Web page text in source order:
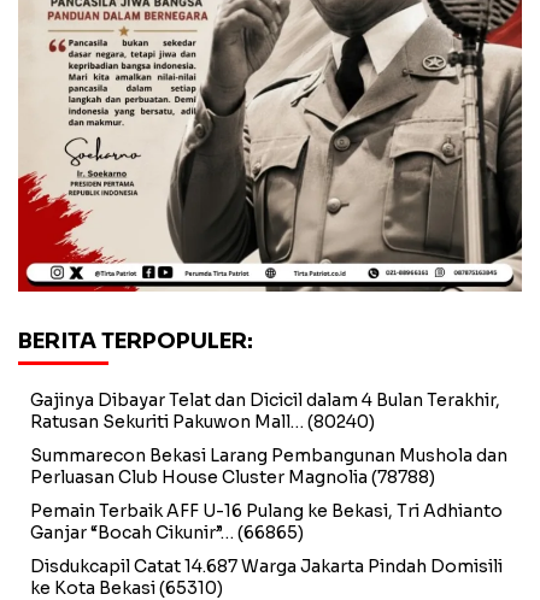
BERITA TERPOPULER:
Gajinya Dibayar Telat dan Dicicil dalam 4 Bulan Terakhir,
Ratusan Sekuriti Pakuwon Mall… (80240)
Summarecon Bekasi Larang Pembangunan Mushola dan
Perluasan Club House Cluster Magnolia (78788)
Pemain Terbaik AFF U-16 Pulang ke Bekasi, Tri Adhianto
Ganjar “Bocah Cikunir”… (66865)
Disdukcapil Catat 14.687 Warga Jakarta Pindah Domisili
ke Kota Bekasi(65310)